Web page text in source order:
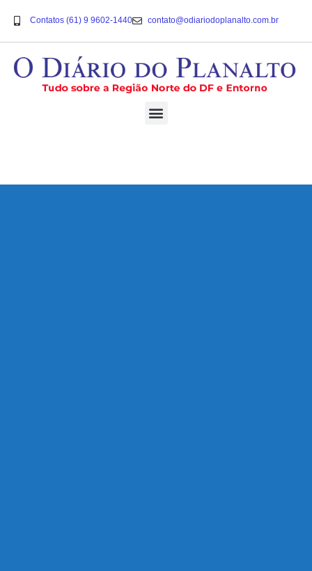
Contatos (61) 9 9602-1440 contato@odiariodoplanalto.com.br